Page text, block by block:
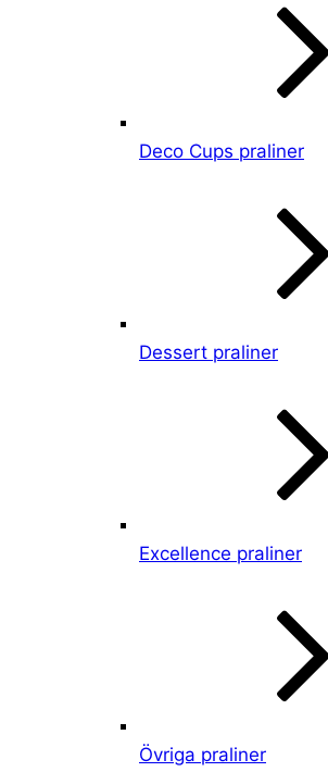
Deco Cups praliner
Dessert praliner
Excellence praliner
Övriga praliner